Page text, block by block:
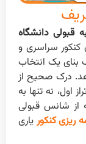
قبولی دانشگاه
کنکور سراسری و
بنای یک انتخاب
درک صحیح از
اول، نه تنها به
از شانس قبولی
ریزی کنکوریاری